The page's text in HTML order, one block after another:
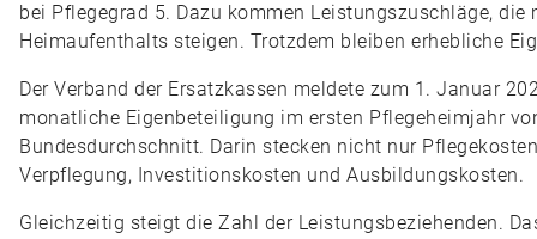
bei Pflegegrad 5. Dazu kommen Leistungszuschläge, die
Heimaufenthalts steigen. Trotzdem bleiben erhebliche
Der Verband der Ersatzkassen meldete zum 1. Januar
monatliche Eigenbeteiligung im ersten Pflegeheimjahr
Bundesdurchschnitt. Darin stecken nicht nur
Verpflegung, Investitionskosten und Ausbildungskosten.
Gleichzeitig steigt die Zahl der Leistungsbeziehenden.